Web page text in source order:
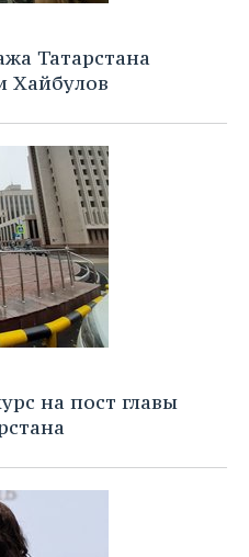
Татарстана
Хайбулов
на пост главы